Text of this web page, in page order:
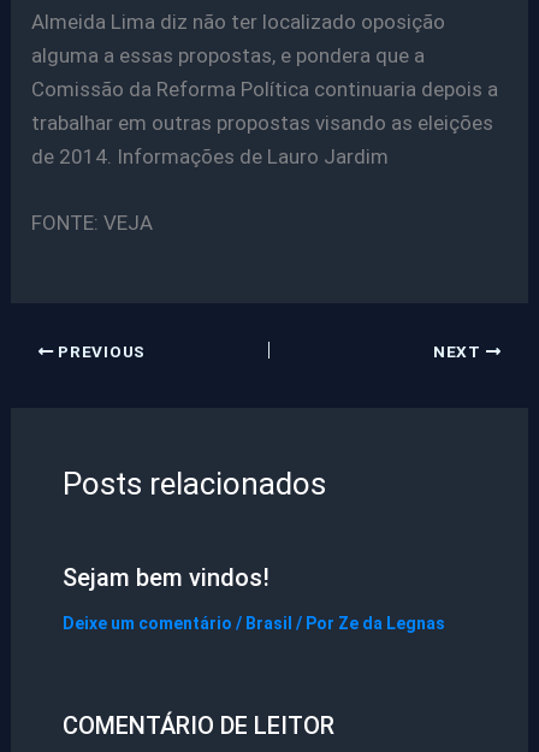
Almeida Lima diz não ter localizado oposição
alguma a essas propostas, e pondera que a
Comissão da Reforma Política continuaria depois a
trabalhar em outras propostas visando as eleições
de 2014. Informações de Lauro Jardim
FONTE: VEJA
PREVIOUS NEXT
Posts relacionados
Sejam bem vindos!
Deixe um comentário / Brasil / Por Ze da Legnas
COMENTÁRIO DE LEITOR